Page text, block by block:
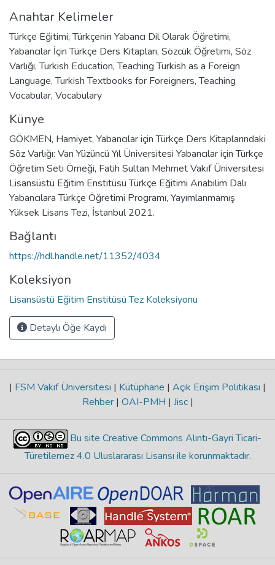
Anahtar Kelimeler
Türkçe Eğitimi,Türkçenin Yabancı Dil Olarak Öğretimi,
Yabancılar İçin Türkçe Ders Kitapları, Sözcük Öğretimi, Söz
Varlığı,Turkish Education,Teaching Turkish as a Foreign
Language,Turkish Textbooks for Foreigners,Teaching
Vocabular, Vocabulary
Künye
GÖKMEN, Hamiyet, Yabancılar için Türkçe Ders Kitaplarındaki
Söz Varlığı: Van Yüzüncü Yıl Üniversitesi Yabancılar için Türkçe
Öğretim Seti Örneği, Fatih Sultan Mehmet Vakıf Üniversitesi
Lisansüstü Eğitim Enstitüsü Türkçe Eğitimi Anabilim Dalı
Yabancılara Türkçe Öğretimi Programı, Yayımlanmamış
Yüksek Lisans Tezi, İstanbul 2021.
Bağlantı
https://hdl.handle.net/11352/4034
Koleksiyon
Lisansüstü Eğitim Enstitüsü Tez Koleksiyonu
Detaylı Öğe Kaydı
| FSM Vakıf Üniversitesi | Kütüphane | Açık Erişim Politikası |
Rehber | OAI-PMH | Jisc |
Bu site Creative Commons Alıntı-Gayri Ticari-
Türetilemez 4.0 Uluslararası Lisansı ile korunmaktadır.